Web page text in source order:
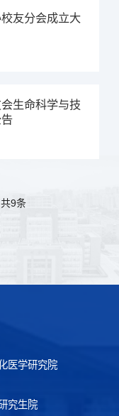
友分会成立大
生命科学与技
共9条
医学研究院
究生院